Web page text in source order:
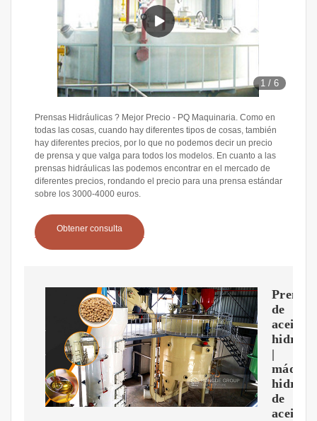
1 /6
Prensas Hidráulicas ? Mejor Precio - PQ Maquinaria. Como en
todas las cosas, cuando hay diferentes tipos de cosas, también
hay diferentes precios, por lo que no podemos decir un precio
de prensa y que valga para todos los modelos. En cuanto a las
prensas hidráulicas las podemos encontrar en el mercado de
diferentes precios, rondando el precio para una prensa estándar
sobre los 3000-4000 euros.
Obtener consulta
Prensa
de
aceite
|
de
aceite